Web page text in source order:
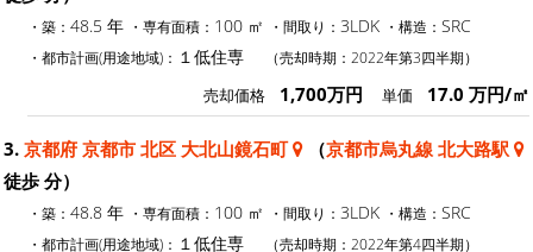
・築： 48.5 年 ・専有面積： 100 ㎡ ・間取り： 3LDK ・構造： SRC
・都市計画(用途地域)： １低住専 （売却時期：2022年第3四半期）
売却価格 1,700万円 単価 17.0 万円/㎡
3. 京都府 京都市 北区 大北山鏡石町 （京都市烏丸線 北大路駅
徒歩 分）
・築： 48.8 年 ・専有面積： 100 ㎡ ・間取り： 3LDK ・構造： SRC
・都市計画(用途地域)： １低住専 （売却時期：2022年第4四半期）